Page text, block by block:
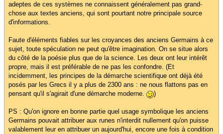
adeptes de ces systèmes ne connaissent généralement pas grand-
chose aux textes anciens, qui sont pourtant notre principale source
d'informations.
Faute d'éléments fiables sur les croyances des anciens Germains à ce
sujet, toute spéculation ne peut qu'être imagination. On se situe alors
du côté de la poésie plus que de la science. Les deux ont leur intérêt
propre, mais il est préférable de ne pas les confondre. (Et
incidemment, les principes de la démarche scientifique ont déjà été
posés par les Grecs il y a plus de 2300 ans : ne nous flattons pas en
pensant qu'il s'agirait d'une démarche moderne.
)
PS : Qu'on ignore en bonne partie quel usage symbolique les anciens
Germains pouvait attribuer aux runes n'interdit nullement qu'on puisse
valablement leur en attribuer un aujourd'hui, encore une fois à condition